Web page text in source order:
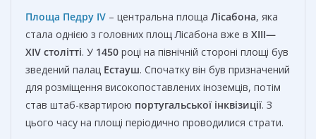
Площа Педру IV – центральна площа Лісабона, яка
стала однією з головних площ Лісабона вже в XIII—
XIV столітті. У 1450 році на північній стороні площі був
зведений палац Естауш. Спочатку він був призначений
для розміщення високопоставлених іноземців, потім
став штаб-квартирою португальської інквізиції. З
цього часу на площі періодично проводилися страти.